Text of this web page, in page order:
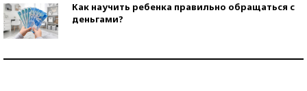
Как научить ребенка правильно обращаться с
деньгами?